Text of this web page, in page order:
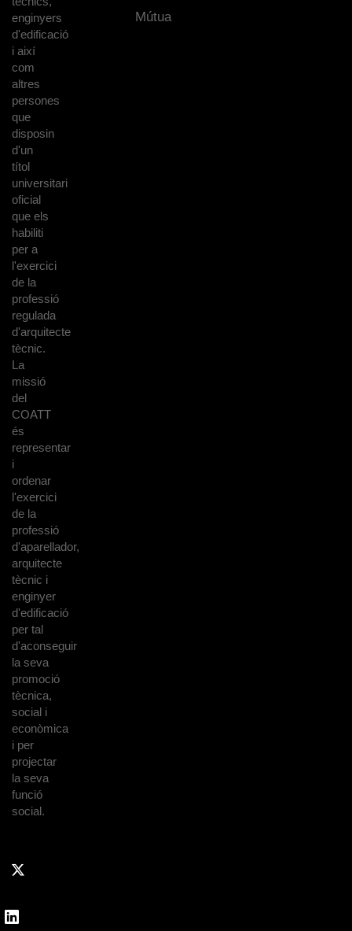
enginyers
d'edificació
i així
com
altres
persones
que
disposin
d'un
títol
universitari
oficial
que els
habiliti
per a
l'exercici
de la
professió
regulada
d'arquitecte
tècnic.
La
missió
del
COATT
és
representar
i
ordenar
l'exercici
de la
professió
d'aparellador,
arquitecte
tècnic i
enginyer
d'edificació
per tal
d'aconseguir
la seva
promoció
tècnica,
social i
econòmica
i per
projectar
la seva
funció
social.
Mútua